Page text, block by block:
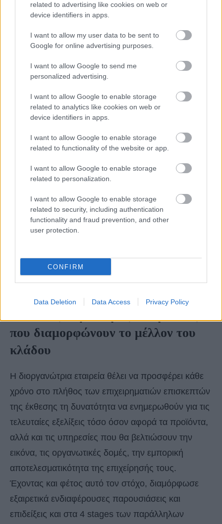
related to advertising like cookies on web or
device identifiers in apps.
I want to allow my user data to be sent to
Google for online advertising purposes.
I want to allow Google to send me
personalized advertising.
I want to allow Google to enable storage
related to analytics like cookies on web or
device identifiers in apps.
I want to allow Google to enable storage
related to functionality of the website or app.
I want to allow Google to enable storage
related to personalization.
I want to allow Google to enable storage
related to security, including authentication
functionality and fraud prevention, and other
user protection.
CONFIRM
Data Deletion Data Access Privacy Policy
και με την άποψη πολλών Eλλήνων και ξένων
όρια της χώρας μας και έχει καθιερωθεί ως μία από
Βιομηχανίας διεθνώς.
που διαμορφώνουν το μέλλον του
κλάδου
Η διοργανώτρια εταιρεία θέλει να προσφέρει κάθε
χρόνο στο πλήθος των επιχειρηματιών επισκεπτών
της έκθεσης τη δυνατότητα να ενημερωθούν για τις
τελευταίες εξελίξεις τόσο όσον αφορά τα προϊόντα,
αλλά και τις υπηρεσίες που θα βελτιώσουν την
εικόνα, τις οργανωτικές δομές, την εμπορική
αποτελεσματικότητα της επιχείρησής τους.
Έχοντας και φέτος αυτό τον στόχο, διαμόρφωσε
εξαιρετικά ενδιαφέρουσες παρουσιάσεις και
επιδείξεις και στα 4 stages των παράλληλων